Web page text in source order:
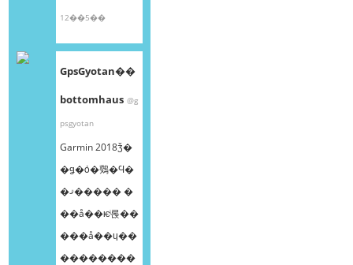
12��5��
GpsGyotan��
bottomhaus @g
psgyotan
Garmin 2018ǯ�
�ǥ�ȯ�䳫�Ϥ�
�ޤ����� �
��å��ѥͥ롡��
���å��ɥ��
��������